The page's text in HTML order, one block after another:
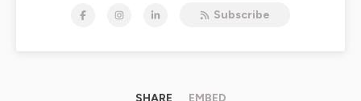
Subscribe
SHARE EMBED